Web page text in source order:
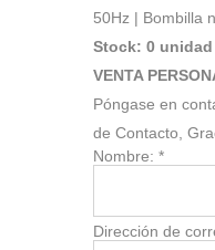
50Hz | Bombilla
Stock: 0 unidad
VENTA
Póngase en
de Contacto,
Nombre: *
Dirección de